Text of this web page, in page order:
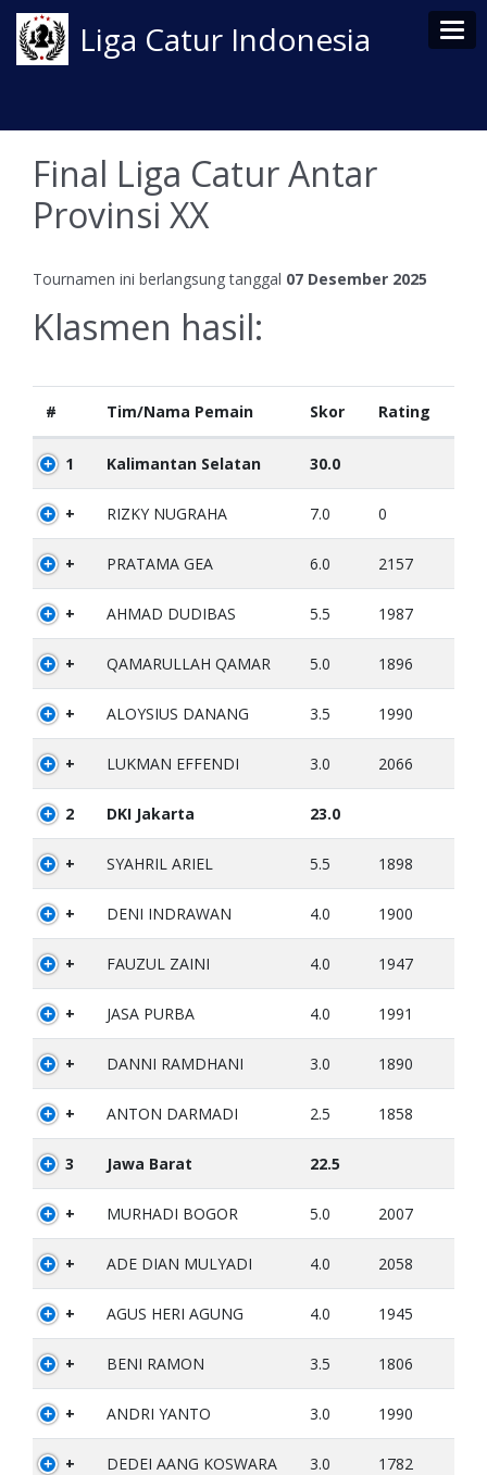
Liga Catur Indonesia
Final Liga Catur Antar
Provinsi XX
Tournamen ini berlangsung tanggal 07 Desember 2025
Klasmen hasil:
# Tim/Nama Pemain Skor Rating
1 Kalimantan Selatan 30.0
+ RIZKY NUGRAHA 7.0 0
+ PRATAMA GEA 6.0 2157
+ AHMAD DUDIBAS 5.5 1987
+ QAMARULLAH QAMAR 5.0 1896
+ ALOYSIUS DANANG 3.5 1990
+ LUKMAN EFFENDI 3.0 2066
2 DKI Jakarta 23.0
+ SYAHRIL ARIEL 5.5 1898
+ DENI INDRAWAN 4.0 1900
+ FAUZUL ZAINI 4.0 1947
+ JASA PURBA 4.0 1991
+ DANNI RAMDHANI 3.0 1890
+ ANTON DARMADI 2.5 1858
3 Jawa Barat 22.5
+ MURHADI BOGOR 5.0 2007
+ ADE DIAN MULYADI 4.0 2058
+ AGUS HERI AGUNG 4.0 1945
+ BENI RAMON 3.5 1806
+ ANDRI YANTO 3.0 1990
+ DEDEI AANG KOSWARA 3.0 1782